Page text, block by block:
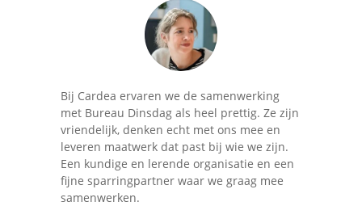
Bij Cardea ervaren we de samenwerking
met Bureau Dinsdag als heel prettig. Ze zijn
vriendelijk, denken echt met ons mee en
leveren maatwerk dat past bij wie we zijn.
Een kundige en lerende organisatie en een
fijne sparringpartner waar we graag mee
samenwerken.